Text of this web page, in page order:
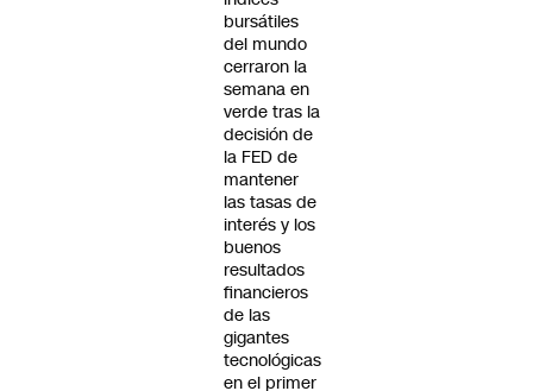
bursátiles
del mundo
cerraron la
semana en
verde tras la
decisión de
la FED de
mantener
las tasas de
interés y los
buenos
resultados
financieros
de las
gigantes
tecnológicas
en el primer